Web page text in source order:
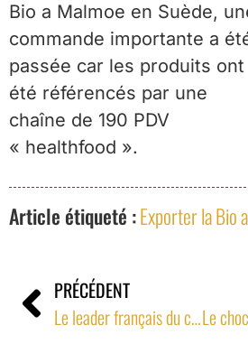
Bio a Malmoe en Suède,
commande importante a
passée car les produits ont
été référencés par une
chaîne de 190 PDV
« healthfood ».
Article étiqueté :Exporter la Bio
PRÉCÉDENT
Le leader français du chocolat Bio-Commerce Equitable développe ses exportations aux Pays-Bas